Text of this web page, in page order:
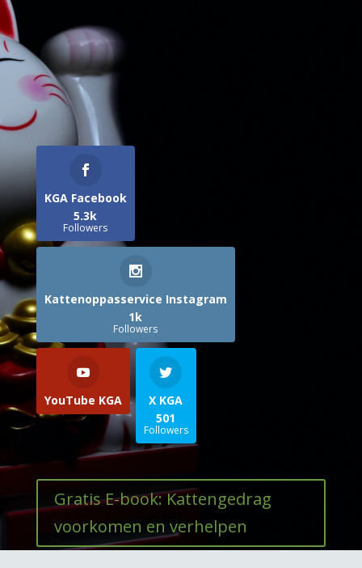
KGA Facebook
5.3k
Followers
Kattenoppasservice Instagram
1k
Followers
YouTube KGA
X KGA
501
Followers
Gratis E-book: Kattengedrag
voorkomen en verhelpen